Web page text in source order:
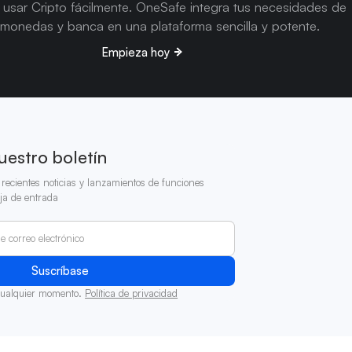
usar Cripto fácilmente. OneSafe integra tus necesidades de
y banca en una plataforma sencilla y potente.
Empieza hoy
boletín
noticias y lanzamientos de funciones
de entrada
momento. Política de privacidad